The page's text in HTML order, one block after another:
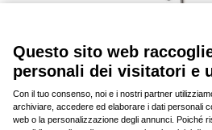
Sole – Kit saliscendi